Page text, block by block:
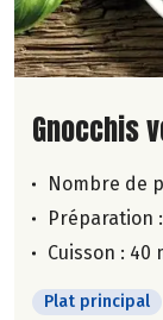
Lire la
Gnocchis
Nombre de
Préparation
Cuisson : 40
Plat principal